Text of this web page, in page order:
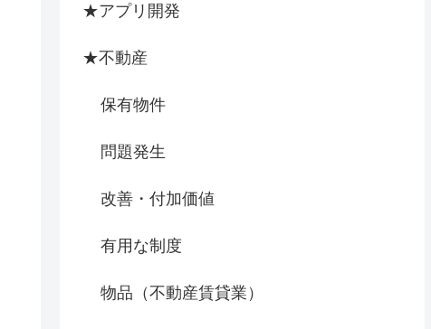
★アプリ開発
★不動産
保有物件
問題発生
改善・付加価値
有用な制度
物品（不動産賃貸業）